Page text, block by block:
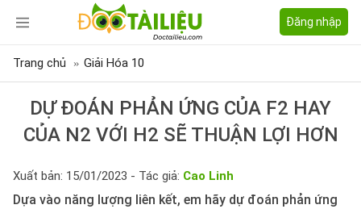
Đăng nhập
Trang chủ Giải Hóa 10
DỰ ĐOÁN PHẢN ỨNG CỦA F2 HAY
CỦA N2 VỚI H2 SẼ THUẬN LỢI HƠN
Xuất bản: 15/01/2023 - Tác giả: Cao Linh
Dựa vào năng lượng liên kết, em hãy dự đoán phản ứng